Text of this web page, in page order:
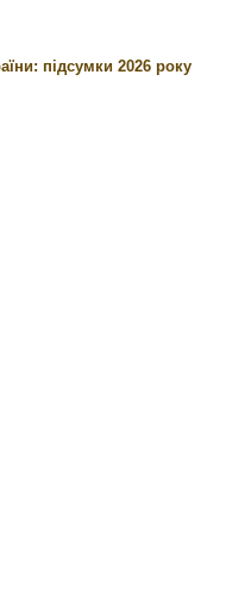
підсумки 2026 року